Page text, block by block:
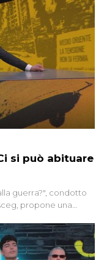
si può abituare
guerra?", condotto
propone una
una realtà pervasiva.
in conflitti armati, il
un fenomeno